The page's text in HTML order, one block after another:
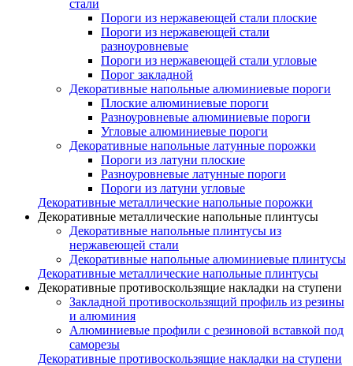
стали
Пороги из нержавеющей стали плоские
Пороги из нержавеющей стали
разноуровневые
Пороги из нержавеющей стали угловые
Порог закладной
Декоративные напольные алюминиевые пороги
Плоские алюминиевые пороги
Разноуровневые алюминиевые пороги
Угловые алюминиевые пороги
Декоративные напольные латунные порожки
Пороги из латуни плоские
Разноуровневые латунные пороги
Пороги из латуни угловые
Декоративные металлические напольные порожки
Декоративные металлические напольные плинтусы
Декоративные напольные плинтусы из
нержавеющей стали
Декоративные напольные алюминиевые плинтусы
Декоративные металлические напольные плинтусы
Декоративные противоскользящие накладки на ступени
Закладной противоскользящий профиль из резины
и алюминия
Алюминиевые профили с резиновой вставкой под
саморезы
Декоративные противоскользящие накладки на ступени